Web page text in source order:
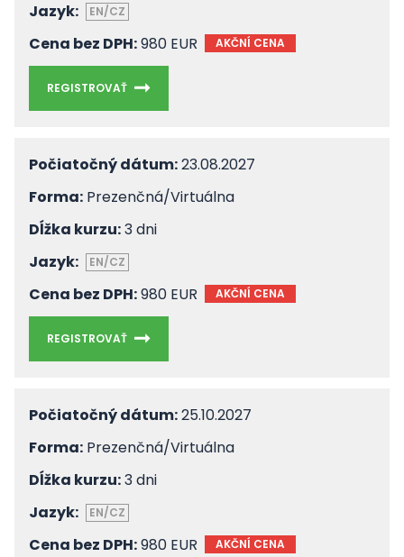
Jazyk:
EN/CZ
Cena bez DPH:980 EUR AKČNÍ CENA
REGISTROVAŤ
Počiatočný dátum:23.08.2027
Forma: Prezenčná/Virtuálna
Dĺžka kurzu:3 dni
Jazyk:
EN/CZ
Cena bez DPH:980 EUR AKČNÍ CENA
REGISTROVAŤ
Počiatočný dátum:25.10.2027
Forma: Prezenčná/Virtuálna
Dĺžka kurzu:3 dni
Jazyk:
EN/CZ
Cena bez DPH:980 EUR AKČNÍ CENA